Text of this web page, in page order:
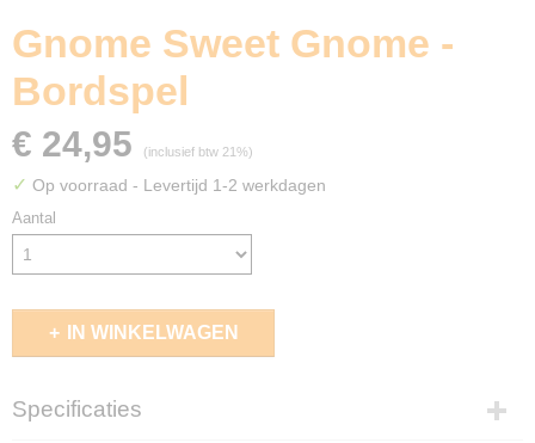
Gnome Sweet Gnome -
Bordspel
€ 24,95 (inclusief btw 21%)
✓ Op voorraad - Levertijd 1-2 werkdagen
Aantal
IN WINKELWAGEN
Specificaties